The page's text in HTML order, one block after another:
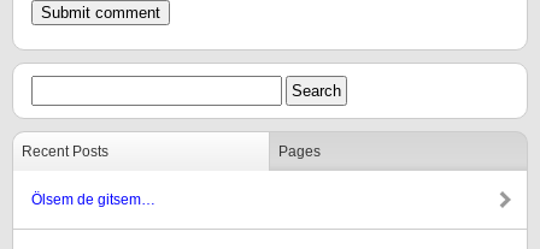
Recent Posts Pages
Ölsem de gitsem…